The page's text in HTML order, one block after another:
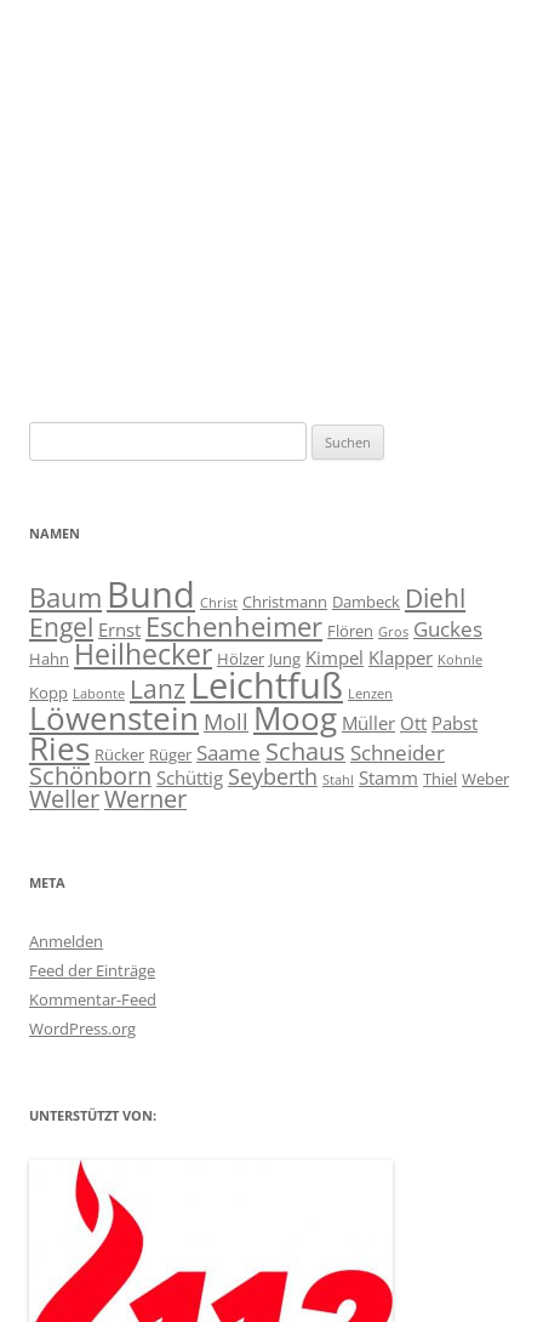
nach:
NAMEN
Baum Bund Christ Christmann Dambeck Diehl
Engel Ernst Eschenheimer Flören Gros Guckes
Hahn Heilhecker Hölzer Jung Kimpel Klapper Kohnle
Kopp Labonte LanzLeichtfuß Lenzen
Löwenstein Moll Moog Müller Ott Pabst
Ries Rücker Rüger Saame Schaus Schneider
Schönborn Schüttig Seyberth Stahl Stamm Thiel Weber
WellerWerner
META
Anmelden
Feed der Einträge
Kommentar-Feed
WordPress.org
UNTERSTÜTZT VON: